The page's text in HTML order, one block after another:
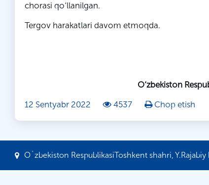
chorasi qo‘llanilgan.
Tergov harakatlari davom etmoqda.
O‘zbekiston
12 Sentyabr 2022
4537 Chop etish
O`zbekiston RespublikasiToshkent shahri,